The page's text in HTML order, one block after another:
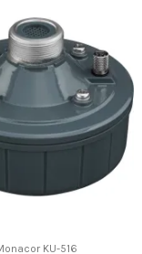
KU-516